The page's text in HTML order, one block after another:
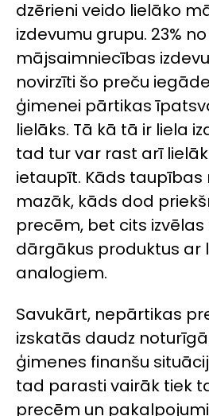
dzērieni veido lielāko
izdevumu grupu. 23%
mājsaimniecības
novirzīti šo preču
ģimenei pārtikas
lielāks. Tā kā tā ir liela
tad tur var rast arī
ietaupīt. Kāds taupības
mazāk, kāds dod
precēm, bet cits izvēlas
dārgākus produktus ar
analogiem.
Savukārt, nepārtikas
izskatās daudz
ģimenes finanšu
tad parasti vairāk tiek
precēm un